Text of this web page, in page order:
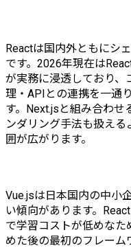
Reactは国内外ともにシ
です。2026年現在は
が実務に浸透しており、
理・APIとの連携を一通
す。Next.jsと組み合わせ
ンダリング手法も扱え
囲が広がります。
Vue.jsは日本国内の中小
い傾向があります。
で学習コストが低めなた
めた後の最初のフレーム